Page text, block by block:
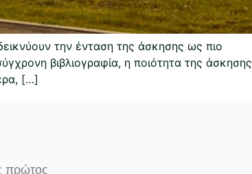
την ένταση της άσκησης ως πιο
βιβλιογραφία, η ποιότητα της άσκησης
[…]
πρώτος